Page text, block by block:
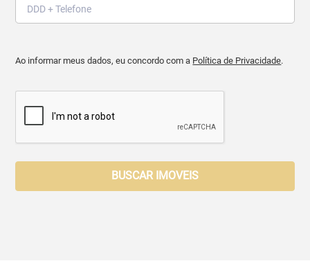
Ao informar meus dados, eu concordo com a Política de Privacidade.
BUSCAR IMOVEIS